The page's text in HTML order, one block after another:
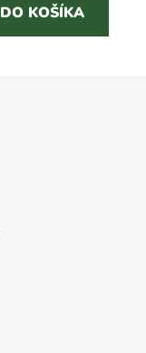
5
hviezdičiek.
DO KOŠÍKA